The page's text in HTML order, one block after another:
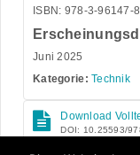
ISBN: 978-3-96147-
Juni 2025
Kategorie: Technik
Download
DOI: 10.25593/